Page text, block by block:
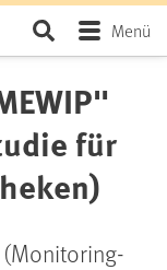
SeiteMenü
für